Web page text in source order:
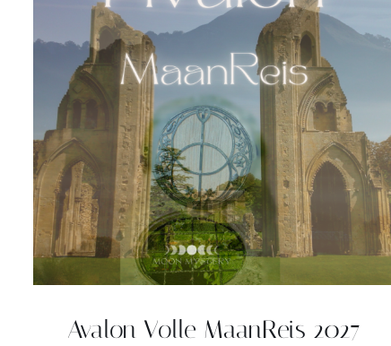
Avalon Volle MaanReis 2027